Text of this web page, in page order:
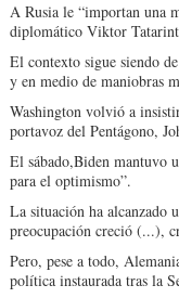
A Rusia le “importan una
diplomático Viktor
El contexto sigue siendo
y en medio de maniobras
Washington volvió a
portavoz del Pentágono,
El sábado,Biden mantuvo
para el optimismo”.
La situación ha alcanzado
preocupación creció (...),
Pero, pese a todo,
política instaurada tras la